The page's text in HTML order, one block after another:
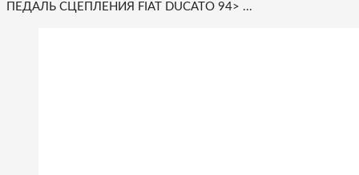
ПЕДАЛЬ СЦЕПЛЕНИЯ FIAT DUCATO 94> ...